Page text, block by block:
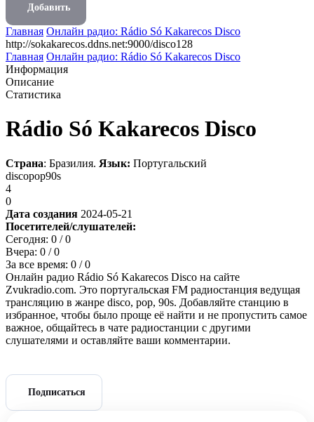
Добавить
Главная Онлайн радио: Rádio Só Kakarecos Disco
http://sokakarecos.ddns.net:9000/disco128
Главная Онлайн радио: Rádio Só Kakarecos Disco
Информация
Описание
Статистика
Rádio Só Kakarecos Disco
Страна: Бразилия. Язык: Португальский
discopop90s
4
0
Дата создания 2024-05-21
Посетителей/слушателей:
Сегодня: 0 / 0
Вчера: 0 / 0
За все время: 0 / 0
Онлайн радио Rádio Só Kakarecos Disco на сайте
Zvukradio.com. Это португальская FM радиостанция ведущая
трансляцию в жанре disco, pop, 90s. Добавляйте станцию в
избранное, чтобы было проще её найти и не пропустить самое
важное, общайтесь в чате радиостанции с другими
слушателями и оставляйте ваши комментарии.
Подписаться